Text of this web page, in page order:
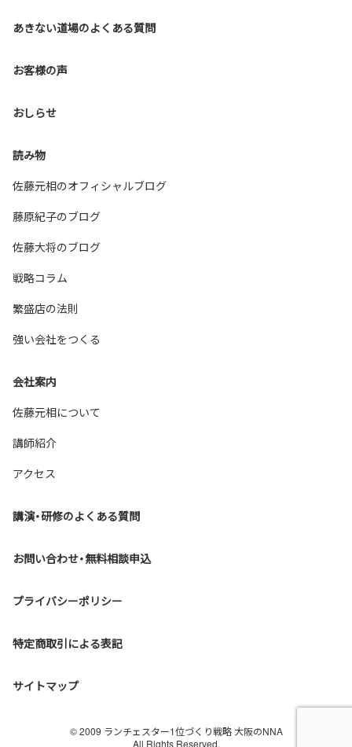
あきない道場のよくある質問
お客様の声
おしらせ
読み物
佐藤元相のオフィシャルブログ
藤原紀子のブログ
佐藤大将のブログ
戦略コラム
繁盛店の法則
強い会社をつくる
会社案内
佐藤元相について
講師紹介
アクセス
講演・研修のよくある質問
お問い合わせ・無料相談申込
プライバシーポリシー
特定商取引による表記
サイトマップ
© 2009 ランチェスター1位づくり戦略 大阪のNNA
All Rights Reserved.